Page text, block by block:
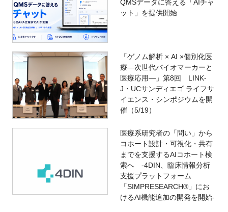
QMSデータに答える「AIチャ
ット」を提供開始
「ゲノム解析 × AI ×個別化医
療―次世代バイオマーカーと
医療応用―」第8回 LINK-
J・UCサンディエゴ ライフサ
イエンス・シンポジウムを開
催（5/19）
医療系研究者の「問い」から
コホート設計・可視化・共有
までを支援するAIコホート検
索へ -4DIN、臨床情報分析
支援プラットフォーム
「SIMPRESEARCH®」にお
けるAI機能追加の開発を開始-